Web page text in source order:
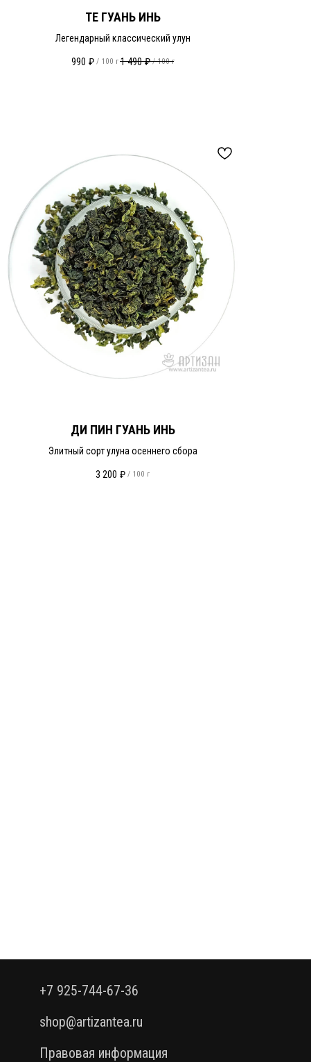
ТЕ ГУАНЬ ИНЬ
Легендарный классический улун
990 ₽ / 100 г 1 490 ₽ / 100 г
ДИ ПИН ГУАНЬ ИНЬ
Элитный сорт улуна осеннего сбора
3 200 ₽ / 100 г
shop@artizantea.ru
+7 925-744-67-36
Правовая информация